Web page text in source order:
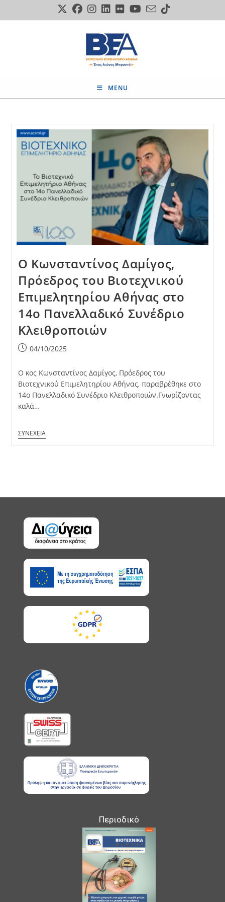
to
MENU
Ο Κωνσταντίνος Δαμίγος,
Πρόεδρος του Βιοτεχνικού
Επιμελητηρίου Αθήνας στο
14ο Πανελλαδικό Συνέδριο
Κλειθροποιών
Post04/10/2025
Ο κος Κωνσταντίνος Δαμίγος, Πρόεδρος του
Βιοτεχνικού Επιμελητηρίου Αθήνας, παραβρέθηκε στο
14ο Πανελλαδικό Συνέδριο Κλειθροποιών.Γνωρίζοντας
καλά…
Περιοδικό